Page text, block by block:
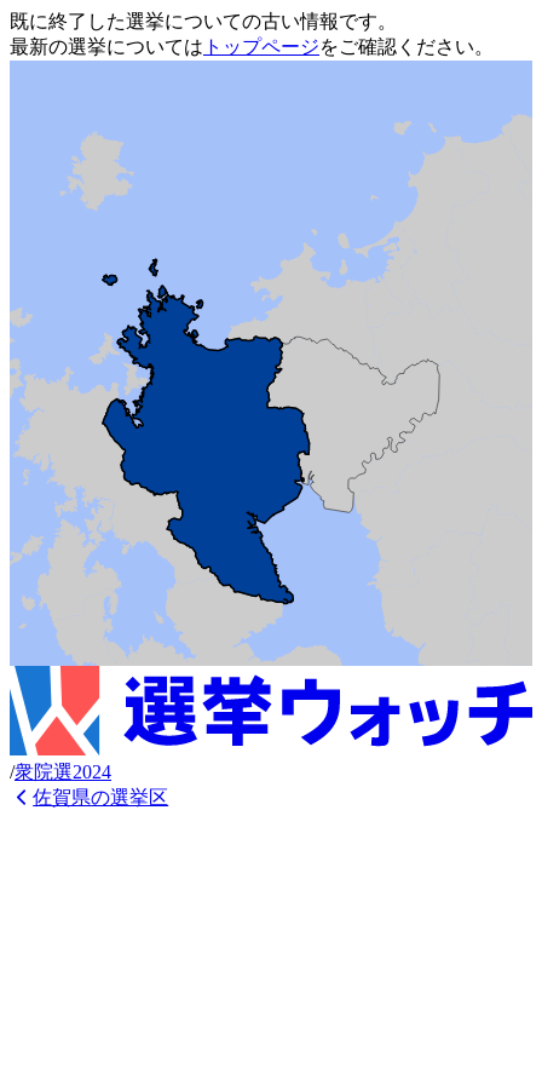
既に終了した選挙についての古い情報です。
最新の選挙については トップページをご確認ください。
/衆院選2024
佐賀県の選挙区